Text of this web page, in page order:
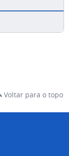
Voltar para o topo